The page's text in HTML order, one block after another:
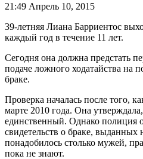
21:49 Апрель 10, 2015
39-летняя Лиана Барриентос
каждый год в течение 11 лет.
Сегодня она должна предстать
подаче ложного ходатайства на
браке.
Проверка началась после того,
марте 2010 года. Она
единственный. Однако полиция
свидетельств о браке,
понадобилось столько мужей,
пока не знают.